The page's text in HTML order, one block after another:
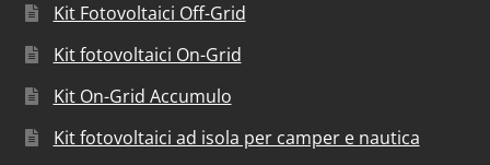
Kit Fotovoltaici Off-Grid
Kit fotovoltaici On-Grid
Kit On-Grid Accumulo
Kit fotovoltaici ad isola per camper e nautica